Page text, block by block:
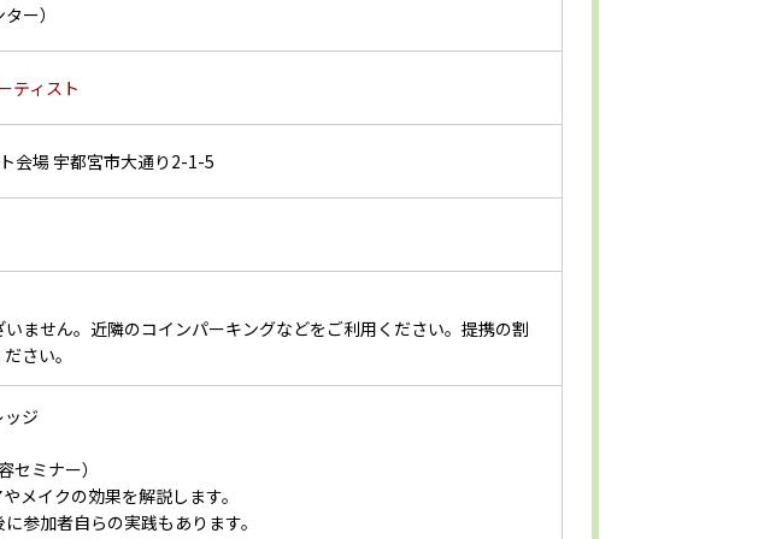
ー）
ティスト
会場 宇都宮市大通り2-1-5
ません。近隣のコインパーキングなどをご利用ください。提携の割
さい。
ジ
セミナー）
メイクの効果を解説します。
参加者自らの実践もあります。